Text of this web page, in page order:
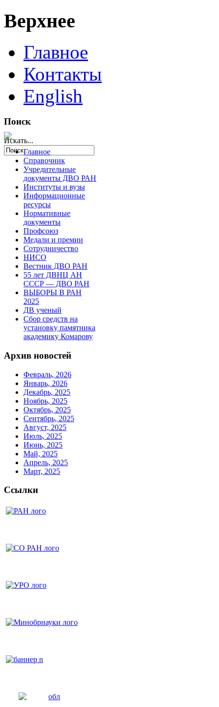
Верхнее
Главное
Контакты
English
Поиск
Искать...
Главное
Справочник
Учредительные
документы ДВО РАН
Институты и вузы
Информационные
ресурсы
Нормативные
документы
Профсоюз
Медали и премии
Сотрудничество
НИСО
Вестник ДВО РАН
55 лет ДВНЦ АН
СССР — ДВО РАН
ВЫБОРЫ В РАН
2025
ДВ ученый
Сбор средств на
установку памятника
академику Комарову
Архив новостей
Февраль, 2026
Январь, 2026
Декабрь, 2025
Ноябрь, 2025
Октябрь, 2025
Сентябрь, 2025
Август, 2025
Июль, 2025
Июнь, 2025
Май, 2025
Апрель, 2025
Март, 2025
Ссылки